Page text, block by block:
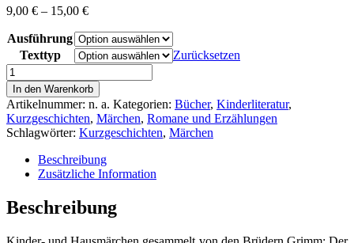
9,00 € – 15,00 €Preisspanne:
bis
15,00 €
Ausführung
Texttyp
Zurücksetzen
Brüder
Grimm:
Grimms
Märchen
1
Menge
In den Warenkorb
Artikelnummer: n. a. Kategorien: Bücher, Kinderliteratur,
Kurzgeschichten, Märchen, Romane und Erzählungen
Schlagwörter: Kurzgeschichten, Märchen
Beschreibung
Zusätzliche Information
Beschreibung